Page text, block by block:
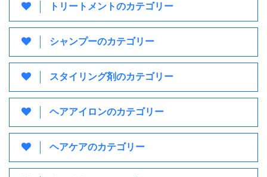
トリートメントのカテゴリー
シャンプーのカテゴリー
スタイリング剤のカテゴリー
ヘアアイロンのカテゴリー
ヘアケアのカテゴリー